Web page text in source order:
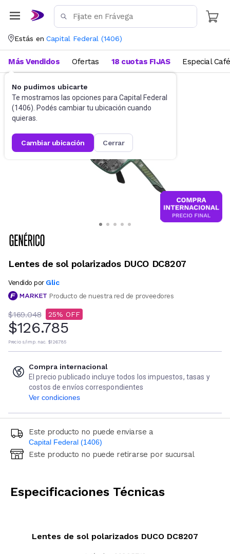
Estás en Capital Federal (1406)
No pudimos ubicarte
Te mostramos las opciones para Capital Federal
(1406). Podés cambiar tu ubicación cuando
quieras.
cambiar ubicación cerrar
Más Vendidos Ofertas 18 cuotas FIJAS Especial Café
Accesorios Anteojos de sol
Lentes de sol polarizados DUCO DC8207
Vendido por Glic
Producto de nuestra red de proveedores
$169.048 25
$126.785
Precio s/imp. nac. $126.785
Compra internacional
El precio publicado incluye todos los impuestos, tasas y
costos de envíos correspondientes
Ver condiciones
Este producto no puede enviarse a
Capital Federal (1406)
Ingresá código postal (sólo números)
Este producto no puede retirarse por sucursal
Especificaciones Técnicas
Lentes de sol polarizados DUCO DC8207